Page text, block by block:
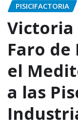
PISICIFACTORIA
Victoria
Faro de
el
a las